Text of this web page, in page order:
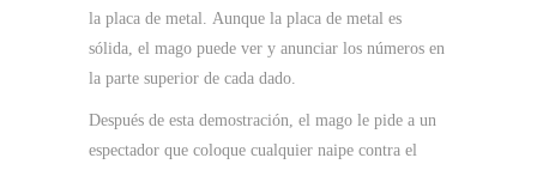
la placa de metal. Aunque la placa de metal es
sólida, el mago puede ver y anunciar los números en
la parte superior de cada dado.
Después de esta demostración, el mago le pide a un
espectador que coloque cualquier naipe contra el